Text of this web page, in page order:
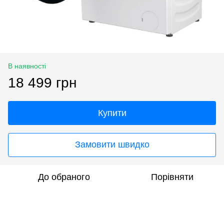
В наявності
18 499 грн
Купити
Замовити швидко
До обраного Порівняти